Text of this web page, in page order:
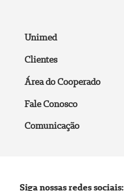
Unimed
Clientes
Área do Cooperado
Fale Conosco
Comunicação
Siga nossas redes sociais: